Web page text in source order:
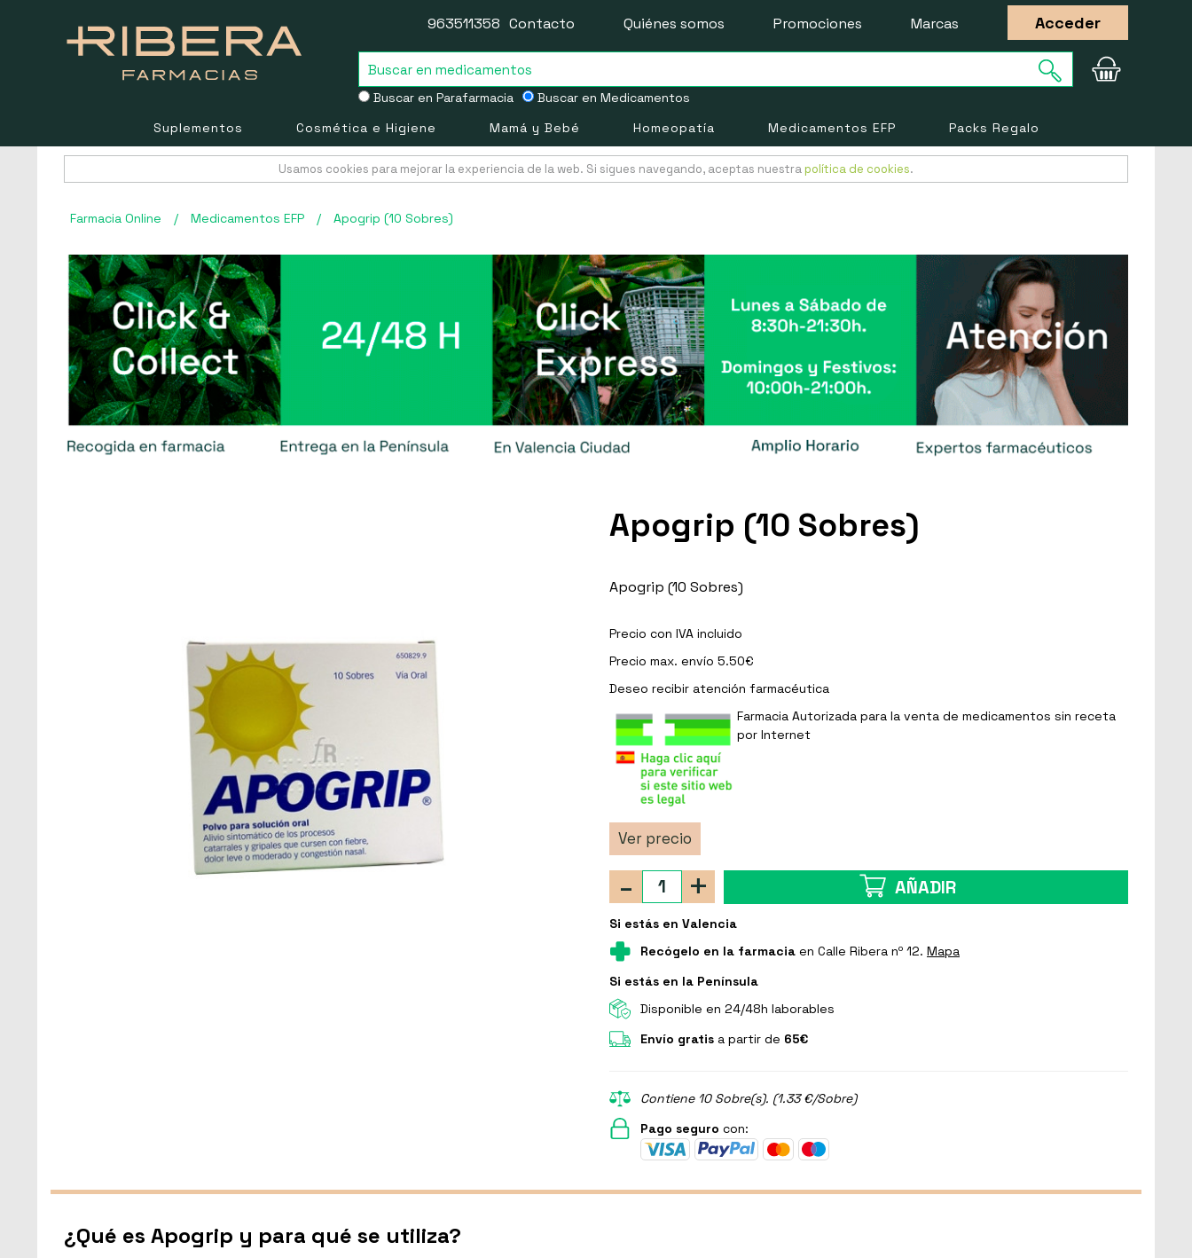
Buscar en Parafarmacia Buscar en Medicamentos
963511358 Contacto Quiénes somos Promociones Marcas Acceder
Suplementos Cosmética e Higiene Mamá y Bebé Homeopatía Medicamentos EFP Packs Regalo
Usamos cookies para mejorar la experiencia de la web. Si sigues navegando, aceptas nuestra política de cookies.
Farmacia Online / Medicamentos EFP / Apogrip (10 Sobres)
Apogrip (10 Sobres)
Apogrip (10 Sobres)
Precio con IVA incluido
Precio max. envío 5.50€
Deseo recibir atención farmacéutica
Farmacia Autorizada para la venta de medicamentos sin receta
por Internet
Ver precio
+
- AÑADIR
Si estás en Valencia
Recógelo en la farmacia en Calle Ribera nº 12. Mapa
Si estás en la Península
Disponible en 24/48h laborables
Envío gratis a partir de 65€
Contiene 10 Sobre(s). (1.33 €/Sobre)
Pago seguro con:
¿Qué es Apogrip y para qué se utiliza?